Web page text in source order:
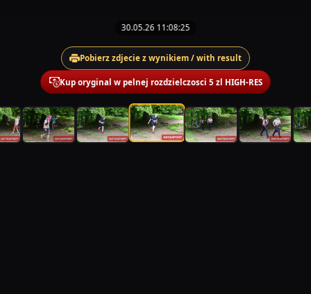
30.05.26 11:08:25
Pobierz zdjecie z wynikiem / with result
Kup oryginal w pelnej rozdzielczosci 5 zl HIGH-RES